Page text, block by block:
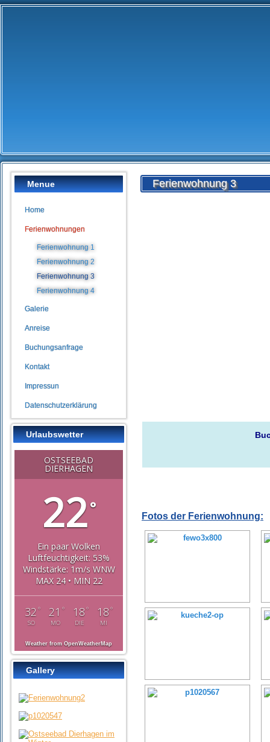
Menue
Home
Ferienwohnungen
Ferienwohnung 1
Ferienwohnung 2
Ferienwohnung 3
Ferienwohnung 4
Galerie
Anreise
Buchungsanfrage
Kontakt
Impressun
Datenschutzerklärung
Urlaubswetter
OSTSEEBAD
DIERHAGEN
22°
Ein paar Wolken
Luftfeuchtigkeit: 53%
Windstärke: 1m/s WNW
MAX 24 • MIN 22
32 °
SO
21 °
MO
18°
DIE
18°
MI
Weather from OpenWeatherMap
Gallery
Ferienwohnung 3
Fotos der Ferienwohnung: